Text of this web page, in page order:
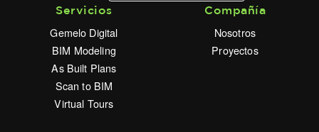
Servicios
Gemelo Digital
BIM Modeling
As Built Plans
Scan to BIM
Virtual Tours
Compañía
Nosotros
Proyectos